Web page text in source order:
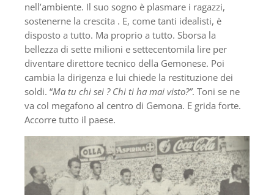
nell’ambiente. Il suo sogno è plasmare i ragazzi,
sostenerne la crescita . E, come tanti idealisti, è
disposto a tutto. Ma proprio a tutto. Sborsa la
bellezza di sette milioni e settecentomila lire per
diventare direttore tecnico della Gemonese. Poi
cambia la dirigenza e lui chiede la restituzione dei
soldi. “Ma tu chi sei ? Chi ti ha mai visto?”. Toni se ne
va col megafono al centro di Gemona. E grida forte.
Accorre tutto il paese.